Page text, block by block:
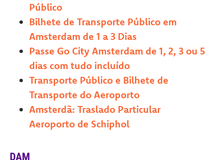
Público
Bilhete de Transporte Público em
Amsterdam de 1 a 3 Dias
Passe Go City Amsterdam de 1, 2, 3 ou 5
dias com tudo incluído
Transporte Público e Bilhete de
Transporte do Aeroporto
Amsterdã: Traslado Particular
Aeroporto de Schiphol
DAM